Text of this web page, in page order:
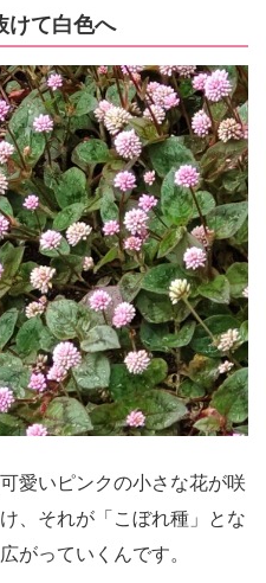
けて白色へ
愛いピンクの小さな花が咲
、それが「こぼれ種」とな
がっていくんです。